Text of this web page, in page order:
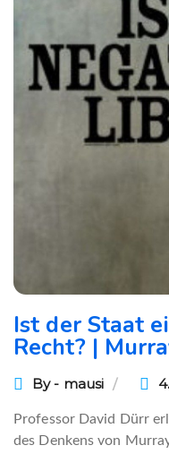
Ist der Staat
Recht? |
By - mausi
Professor David Dürr
des Denkens von